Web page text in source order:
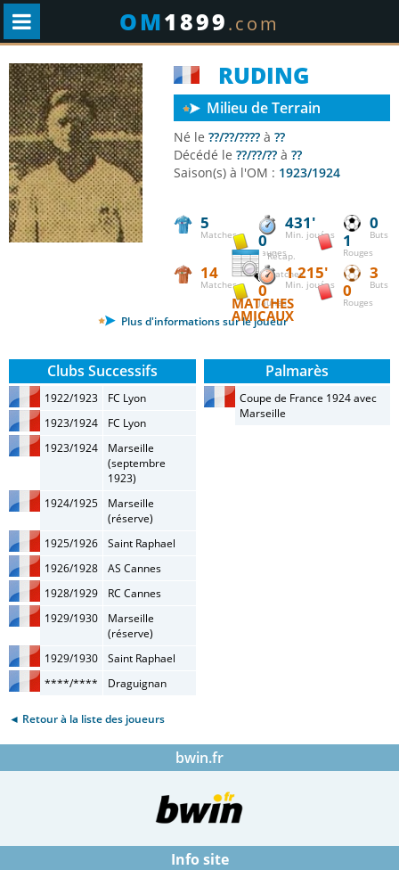
OM1899.com
RUDING
Milieu de Terrain
Né le ??/??/???? à ??
Décédé le ??/??/?? à ??
Saison(s) à l'OM : 1923/1924
5
Matches
431'
Min. jouées
0
Buts
0
Jaunes
1
Rouges
Récap.
matches
14
Matches
1 215'
Min. jouées
3
Buts
0
Jaunes
0
Rouges
MATCHES
AMICAUX
Plus d'informations sur le joueur
Clubs Successifs
1922/1923
FC Lyon
1923/1924
FC Lyon
1923/1924
Marseille
(septembre
1923)
1924/1925
Marseille
(réserve)
1925/1926
Saint Raphael
1926/1928
AS Cannes
1928/1929
RC Cannes
1929/1930
Marseille
(réserve)
1929/1930
Saint Raphael
****/****
Draguignan
Palmarès
Coupe de France 1924 avec
Marseille
◄ Retour à la liste des joueurs
bwin.fr
Info site